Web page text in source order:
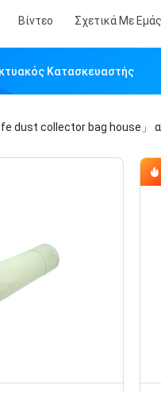
Βίντεο Σχετικά Με Εμάς
Κατασκευαστής
dust collector bag house」